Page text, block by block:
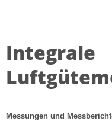
Integrale
Messungen und